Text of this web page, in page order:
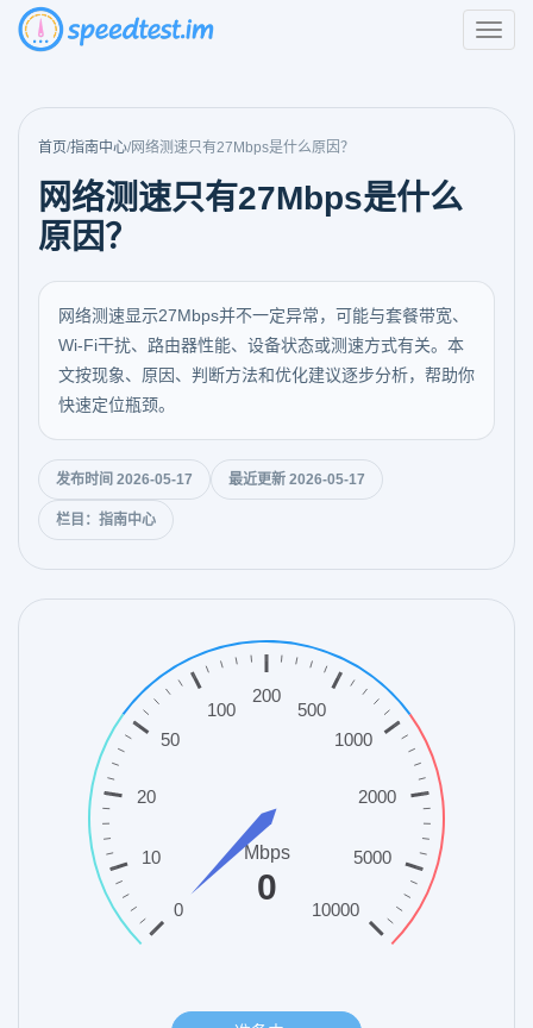
首页/指南中心/网络测速只有27Mbps是什么原因？
网络测速只有27Mbps是什么
原因？
网络测速显示27Mbps并不一定异常，可能与套餐带宽、
Wi-Fi干扰、路由器性能、设备状态或测速方式有关。本
文按现象、原因、判断方法和优化建议逐步分析，帮助你
快速定位瓶颈。
发布时间 2026-05-17 最近更新 2026-05-17
栏目：指南中心